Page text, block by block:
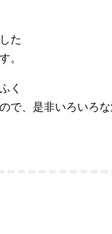
た
。
く
で、是非いろいろ